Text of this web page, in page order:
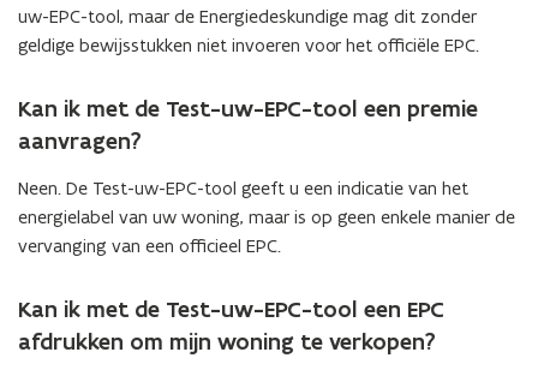
s
t
r
uw-EPC-tool, maar de Energiedeskundige mag dit zonder
geldige bewijsstukken niet invoeren voor het officiële EPC.
Kan ik met de Test-uw-EPC-tool een premie
aanvragen?
Neen. De Test-uw-EPC-tool geeft u een indicatie van het
energielabel van uw woning, maar is op geen enkele manier de
vervanging van een officieel EPC.
Kan ik met de Test-uw-EPC-tool een EPC
afdrukken om mijn woning te verkopen?